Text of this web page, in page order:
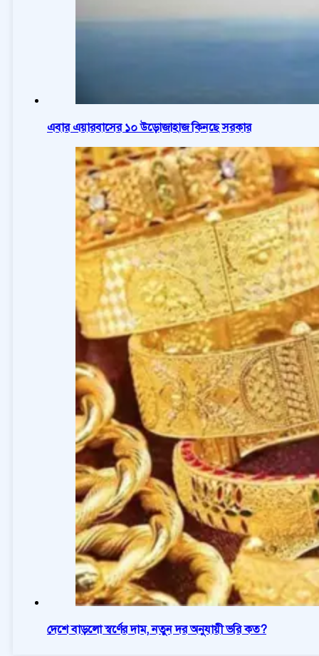
এবার এয়ারবাসের ১০ উড়োজাহাজ কিনছে সরকার
দেশে বাড়লো স্বর্ণের দাম, নতুন দর অনুযায়ী ভরি কত?